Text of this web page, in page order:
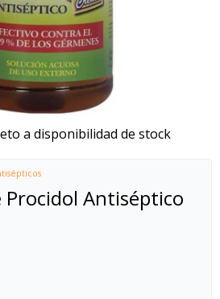
a disponibilidad de stock
Antiséptico